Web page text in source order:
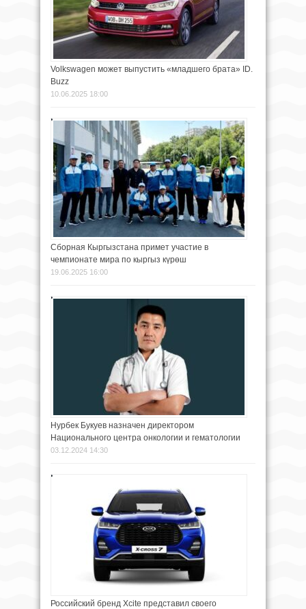
Volkswagen может выпустить «младшего брата» ID.
Buzz
10.06.2025 18:00
Сборная Кыргызстана примет участие в
чемпионате мира по кыргыз күрөш
19.06.2025 16:00
Нурбек Букуев назначен директором
Национального центра онкологии и гематологии
03.12.2024 14:30
Российский бренд Xсite представил своего